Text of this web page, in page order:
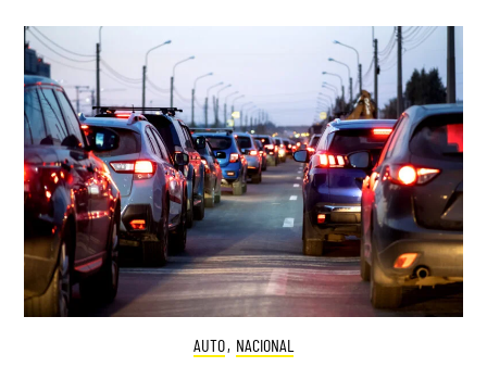
AUTO, NACIONAL